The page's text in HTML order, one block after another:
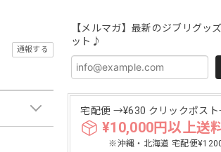
【メルマガ】最新のジブリグッ
ット♪
宅配便 →¥630 クリックポス
¥10,000円以上送
※沖縄・北海道 宅配便
通報する